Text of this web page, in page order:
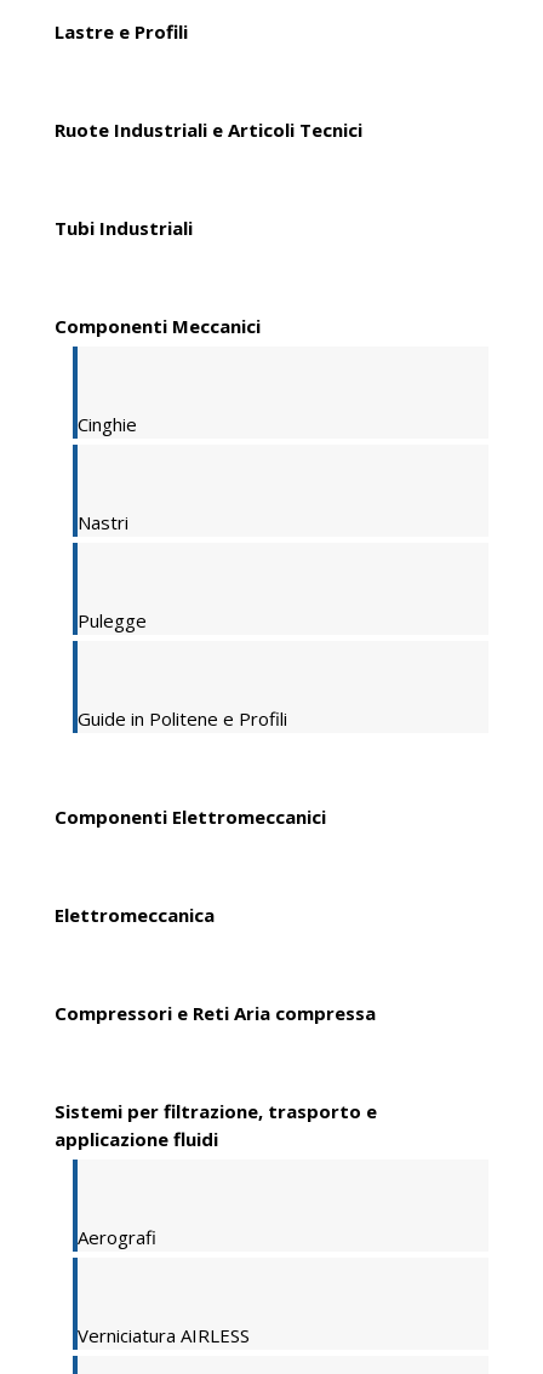
Lastre e Profili
Ruote Industriali e Articoli Tecnici
Tubi Industriali
Componenti Meccanici
Cinghie
Nastri
Pulegge
Guide in Politene e Profili
Componenti Elettromeccanici
Elettromeccanica
Compressori e Reti Aria compressa
Sistemi per filtrazione, trasporto e
applicazione fluidi
Aerografi
Verniciatura AIRLESS